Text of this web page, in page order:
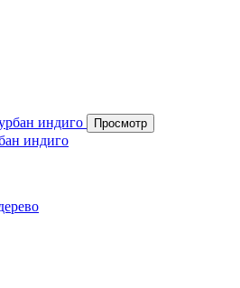
Просмотр
индиго